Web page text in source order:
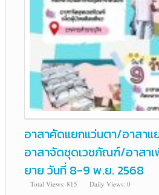
อาสาคัดแยกแว่นตา/อาสา
อาสาจัดชุดเวชภัณฑ์/อาสา
ยาย วันที่ 8-9 พ.ย. 2568
Total Views: 815
Daily Views: 0